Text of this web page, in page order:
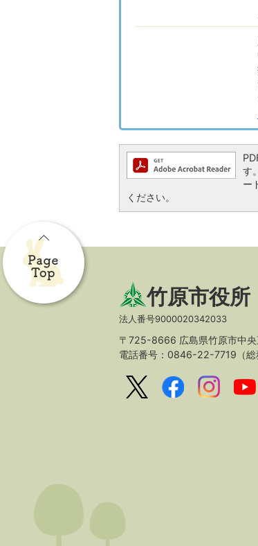
す
ー
ください。
竹原市役所
法人番号9000020342033
〒725-8666 広島県竹原市中
電話番号：0846-22-7719（総